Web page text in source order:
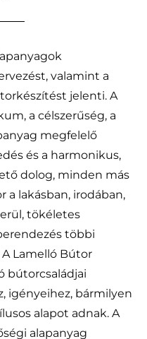
valamint a
jelenti. A
a célszerűség, a
megfelelő
és a harmonikus,
dolog, minden más
a lakásban, irodában,
tökéletes
többi
Lamelló Bútor
bútorcsaládjai
igényeihez, bármilyen
alapot adnak. A
alapanyag